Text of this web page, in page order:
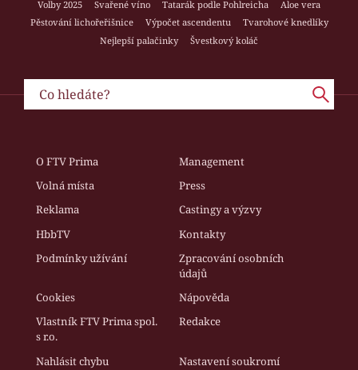
Volby 2025
Svařené víno Tatarák podle Pohlreicha
Aloe vera
Pěstování lichořeřišnice
Výpočet ascendentu
Tvarohové knedlíky
Nejlepší palačinky
Švestkový koláč
O FTV Prima
Management
Volná místa
Press
Reklama
Castingy a výzvy
HbbTV
Kontakty
Podmínky užívání
Zpracování osobních
údajů
Cookies
Nápověda
Vlastník FTV Prima spol.
s r.o.
Redakce
Nahlásit chybu Nastavení soukromí